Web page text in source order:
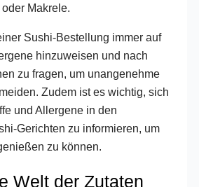
Makrele.
Sushi-Bestellung immer auf
hinzuweisen und nach
zu fragen, um unangenehme
Zudem ist es wichtig, sich
und Allergene in den
Gerichten zu informieren, um
zu können.
Welt der Zutaten